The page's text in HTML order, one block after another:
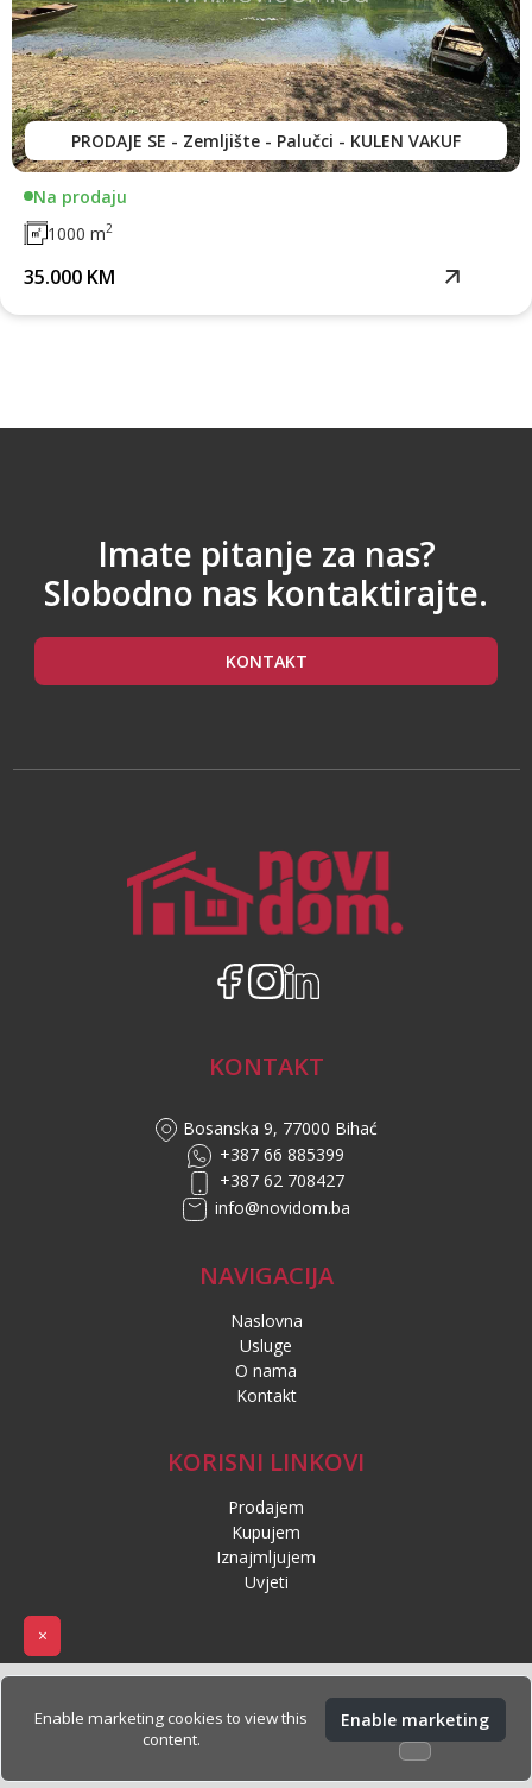
PRODAJE SE - Zemljište - Palučci - KULEN VAKUF
Na prodaju
1000 m2
35.000 KM
×
Enable marketing cookies to view this
content.
Enable marketing
Imate pitanje za nas?
Slobodno nas kontaktirajte.
KONTAKT
KONTAKT
Bosanska 9, 77000 Bihać
+387 66 885399
+387 62 708427
info@novidom.ba
NAVIGACIJA
Naslovna
Usluge
O nama
Kontakt
KORISNI LINKOVI
Prodajem
Kupujem
Iznajmljujem
Uvjeti
Politika privatnosti